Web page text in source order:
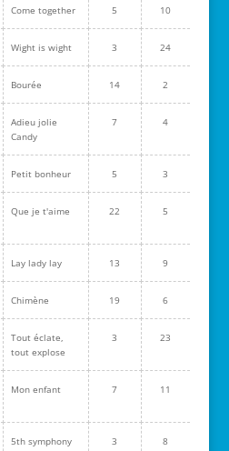
Come together 5 10
Wight is wight 3 24
Bourée 14 2
Adieu jolie
Candy
7 4
Petit bonheur 5 3
Que je t'aime 22 5
Lay lady lay 13 9
Chimène 19 6
Tout éclate,
tout explose
3 23
Mon enfant 7 11
5th symphony 3 8